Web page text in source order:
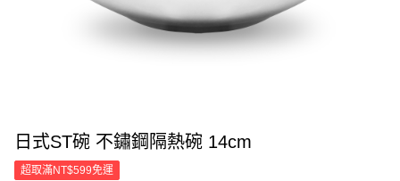
日式ST碗 不鏽鋼隔熱碗 14cm
超取滿NT$599免運